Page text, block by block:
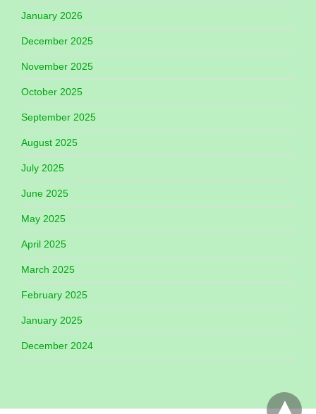
January 2026
December 2025
November 2025
October 2025
September 2025
August 2025
July 2025
June 2025
May 2025
April 2025
March 2025
February 2025
January 2025
December 2024